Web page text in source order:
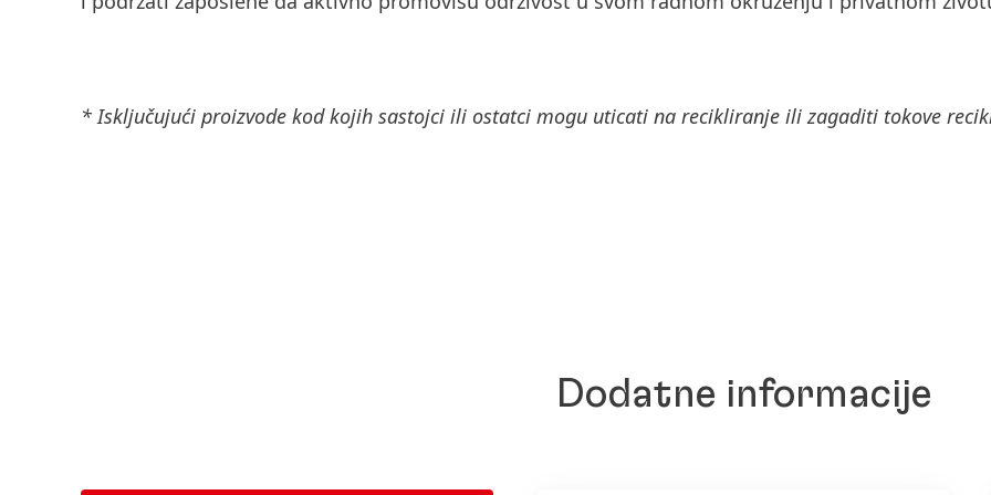
* Isključujući proizvode kod kojih sastojci ili ostatci mogu uticati na recikliranje ili zagaditi tokove
Dodatne informacije